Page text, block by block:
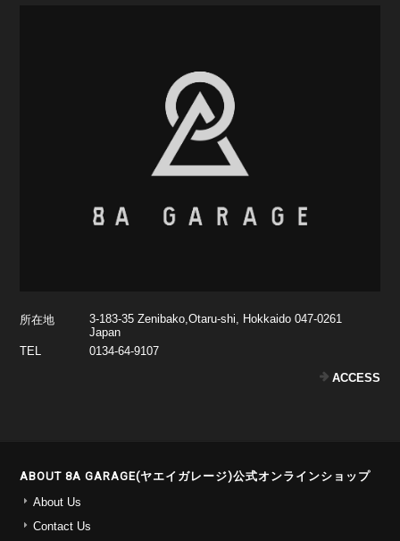
所在地
3-183-35 Zenibako,Otaru-shi, Hokkaido 047-0261
Japan
TEL
0134-64-9107
ACCESS
ABOUT 8A GARAGE(ヤエイガレージ)公式オンラインショップ
About Us
Contact Us